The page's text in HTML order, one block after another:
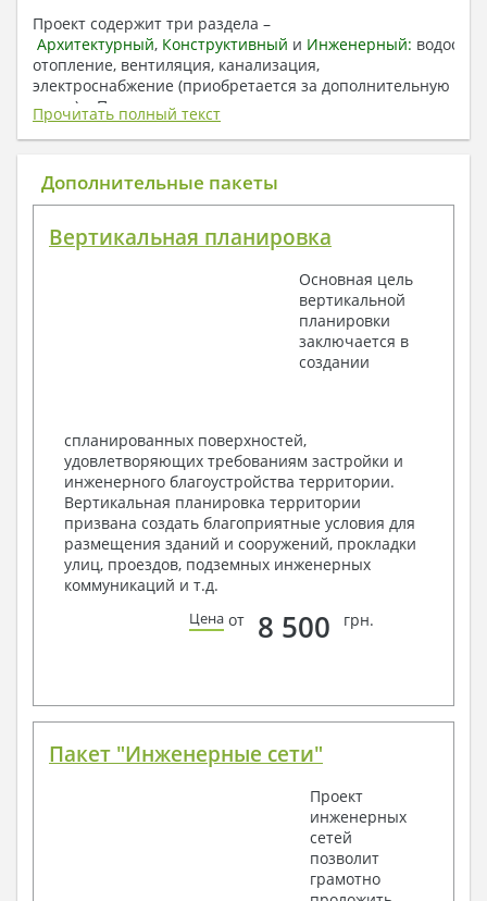
Проект содержит три раздела –
Архитектурный, Конструктивный и Инженерный:
отопление, вентиляция, канализация,
электроснабжение (приобретается за дополнительную
плату) + Пояснительная записка.
1. Архитектурный раздел:
Общие данные по проекту
Поэтажные маркировочные планы с
Разрезы и состав конструкций
Фасады с ведомостью внешних отделок
Элементы проемов – спецификация
Ведомость перемычек – сечения и
Архитектурные узлы в конструкциях
2. Конструктивный раздел:
Общие данные по проекту
Схемы расположения и расчеты фундаментов
Элементы каркаса – схемы расположения
Схема расположения перекрытий
Опоры перекрытия на стены или Узлы
Элементы кровли – схемы расположения
3. Инженерный раздел (приобретается по желанию
за дополнительную плату):
Условные обозначения с общими данными
Поэтажная система водоснабжения и
Аксонометрическая схема водоснабжения и
Прочитать полный текст
Дополнительные пакеты
Вертикальная планировка
Основная цель
вертикальной
планировки
заключается в
создании
спланированных поверхностей,
удовлетворяющих требованиям застройки и
инженерного благоустройства территории.
Вертикальная планировка территории
призвана создать благоприятные условия для
размещения зданий и сооружений, прокладки
улиц, проездов, подземных инженерных
коммуникаций и т.д.
Цена от 8 500 грн.
Пакет "Инженерные сети"
Проект
инженерных
сетей
позволит
грамотно